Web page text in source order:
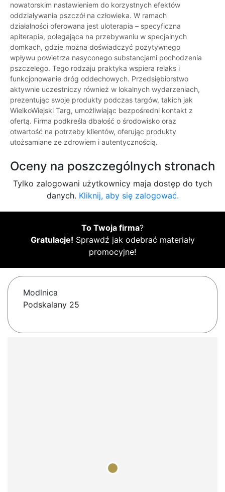
nowatorskim nastawieniem do korzystnych efektów
oddziaływania pszczół na człowieka. W ramach
działalności oferowana jest uloterapia – specyficzna
apiterapia, polegająca na przebywaniu w specjalnych
domkach, gdzie można doświadczyć pozytywnego
wpływu powietrza nasyconego substancjami pochodzenia
pszczelego. Tego rodzaju praktyka wspiera relaks i
funkcjonowanie dróg oddechowych. Przedsiębiorstwo
aktywnie uczestniczy również w lokalnych wydarzeniach,
prezentując swoje produkty podczas targów, takich jak
WielkoWiejski Targ, umożliwiając bezpośredni kontakt z
ofertą. Firma podkreśla dbałość o środowisko oraz
otwartość na potrzeby klientów, oferując produkty
utożsamiane ze zdrowiem i autentycznością.
Oceny na poszczególnych stronach
Tylko zalogowani użytkownicy maja dostęp do tych
danych. Kliknij, aby się zalogować.
To Twoja firma?
Gratulacje! Sprawdź jak odebrać materiały
promocyjne!
Modlnica
Podskalany 25